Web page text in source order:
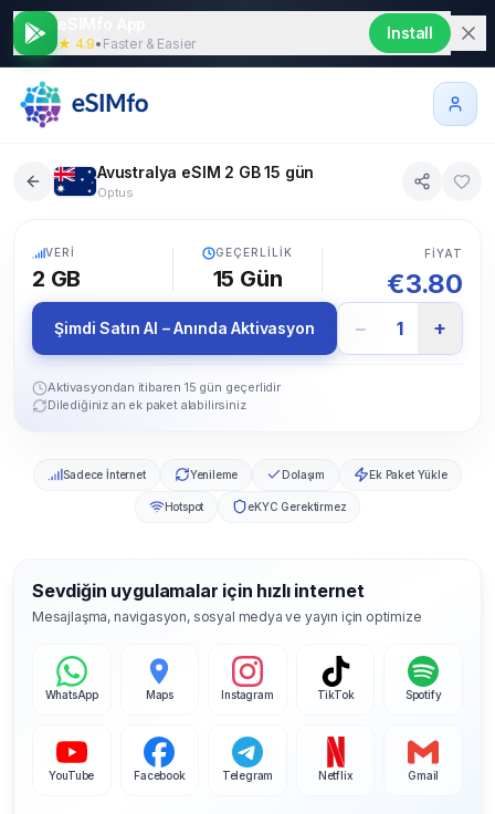
★ 4.9• Faster & Easier
Install
Avustralya eSIM 2 GB 15 gün
Optus
VERI
2 GB
GEÇERLILIK
15 Gün
FIYAT
€3.80
Şimdi Satın Al – Anında Aktivasyon − 1 +
Aktivasyondan itibaren 15 gün geçerlidir
Dilediğiniz an ek paket alabilirsiniz
Sadece İnternet Yenileme Dolaşım Ek Paket Yükle
Hotspot eKYC Gerektirmez
Sevdiğin uygulamalar için hızlı internet
Mesajlaşma, navigasyon, sosyal medya ve yayın için optimize
WhatsApp Maps Instagram TikTok Spotify
YouTube Facebook Telegram Netflix Gmail